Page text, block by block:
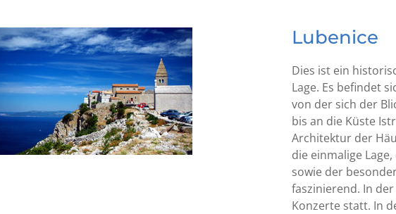
Lubenice
Dies ist ein
Lage. Es befindet
von der sich der
bis an die Küste
Architektur der
die einmalige
sowie der
faszinierend. In
Konzerte statt. In